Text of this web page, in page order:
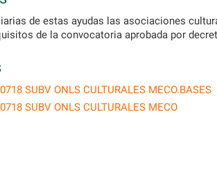
de estas ayudas las asociaciones
de la convocatoria aprobada por
SUBV ONLS CULTURALES MECO.BASES
SUBV ONLS CULTURALES MECO